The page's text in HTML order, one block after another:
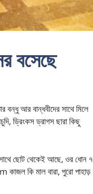
বসেছে
আর বান্ধবীদের সাথে মিলে
ড্রিংকস ড্রাগস ছারা কিছু
সাথে ছোট থেকেই আছে, ওর ধোন ৭
কি মাল বারা, পুরো পাহাড়